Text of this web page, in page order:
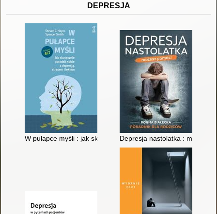
DEPRESJA
W pułapce myśli : jak skutecznie poradzić sobie z depresją,
Depresja nastolatka : możesz